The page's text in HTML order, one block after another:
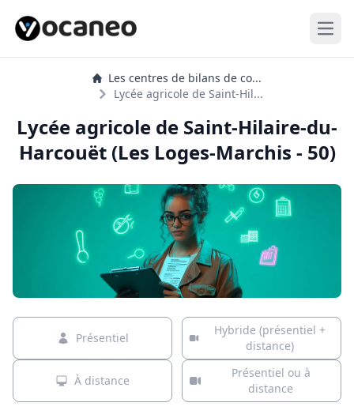
Les centres de bilans de co...
Lycée agricole de Saint-Hil...
Lycée agricole de Saint-Hilaire-du-
Harcouët (Les Loges-Marchis - 50)
Présentiel
Hybride (présentiel +
distance)
À distance
Présentiel ou à
distance